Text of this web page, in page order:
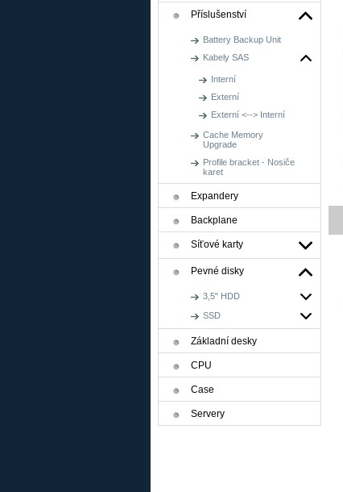
Příslušenství
Battery Backup Unit
Kabely SAS
Interní
Externí
Externí <--> Interní
Cache Memory
Upgrade
Profile bracket - Nosiče
karet
Expandery
Backplane
Síťové karty
Pevné disky
3,5" HDD
SSD
Základní desky
CPU
Case
Servery